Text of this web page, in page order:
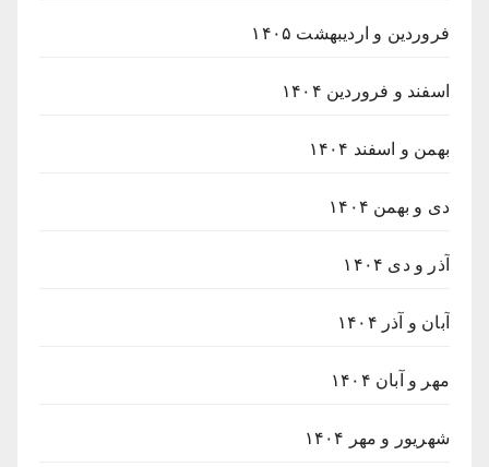
فروردین و اردیبهشت ۱۴۰۵
اسفند و فروردین ۱۴۰۴
بهمن و اسفند ۱۴۰۴
دی و بهمن ۱۴۰۴
آذر و دی ۱۴۰۴
آبان و آذر ۱۴۰۴
مهر و آبان ۱۴۰۴
شهریور و مهر ۱۴۰۴